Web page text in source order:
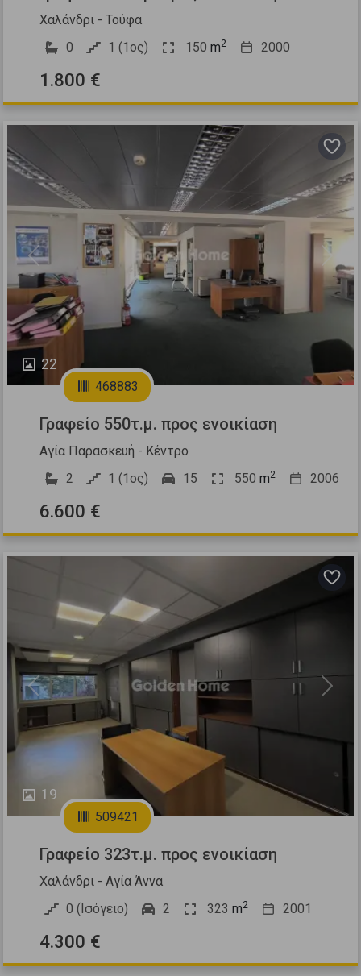
Χαλάνδρι - Τούφα
0
1 (1ος) 150 m2 2000
1.800 €
22
Previous Next
468883
Γραφείο 550τ.μ. προς ενοικίαση
Αγία Παρασκευή - Κέντρο
2
1 (1ος) 15 550 m2 2006
6.600 €
19
Previous Next
509421
Γραφείο 323τ.μ. προς ενοικίαση
Χαλάνδρι - Αγία Άννα
0 (Ισόγειο)
2 323 m2 2001
4.300 €